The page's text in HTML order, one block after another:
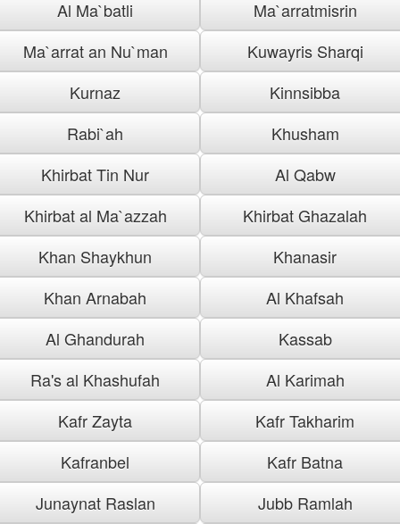
Al Ma`batli
Ma`arratmisrin
Ma`arrat an Nu`man
Kuwayris Sharqi
Kurnaz
Kinnsibba
Rabi`ah
Khusham
Khirbat Tin Nur
Al Qabw
Khirbat al Ma`azzah
Khirbat Ghazalah
Khan Shaykhun
Khanasir
Khan Arnabah
Al Khafsah
Al Ghandurah
Kassab
Ra's al Khashufah
Al Karimah
Kafr Zayta
Kafr Takharim
Kafranbel
Kafr Batna
Junaynat Raslan
Jubb Ramlah